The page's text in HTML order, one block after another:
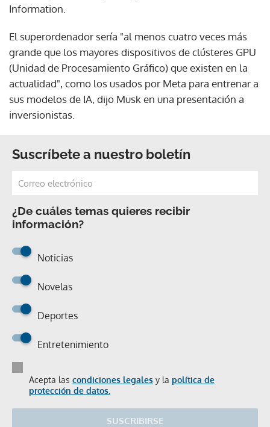
Information.
El superordenador sería "al menos cuatro veces más
grande que los mayores dispositivos de clústeres GPU
(Unidad de Procesamiento Gráfico) que existen en la
actualidad", como los usados por Meta para entrenar a
sus modelos de IA, dijo Musk en una presentación a
inversionistas.
Suscríbete a nuestro boletín
¿De cuáles temas quieres recibir
información?
Noticias
Novelas
Deportes
Entretenimiento
Acepta las condiciones legales y la política de
protección de datos.
SUSCRIBIRSE